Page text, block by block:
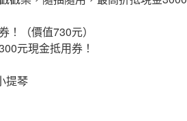
！（價值730元）
元現金抵用券！
提琴